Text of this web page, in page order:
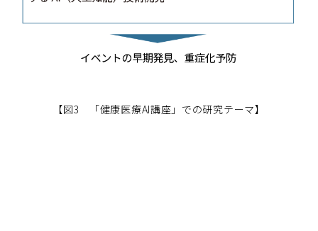
【図3 「健康医療AI講座」での研究テーマ】